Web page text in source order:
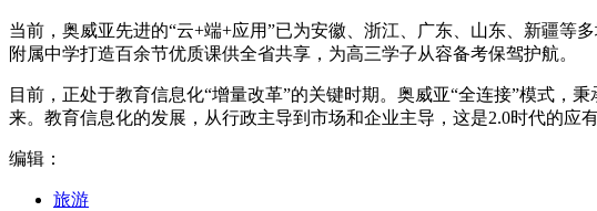
当前，奥威亚先进的“云+端+应用”已为安徽、浙江、广东、山东、新疆等
附属中学打造百余节优质课供全省共享，为高三学子从容备考保驾护航。
目前，正处于教育信息化“增量改革”的关键时期。奥威亚“全连接”模式，
来。教育信息化的发展，从行政主导到市场和企业主导，这是2.0时代的应有
编辑：
旅游